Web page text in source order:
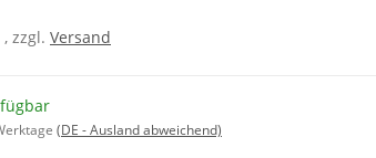
zzgl. Versand
(DE - Ausland abweichend)